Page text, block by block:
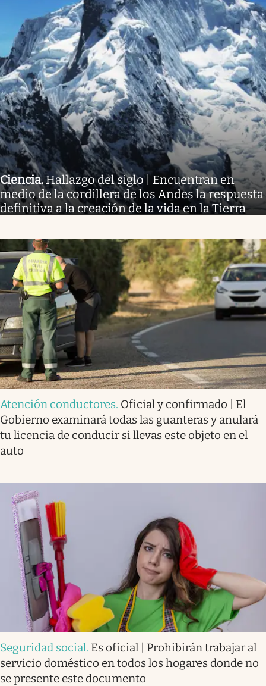
Ciencia.Hallazgo del siglo | Encuentran en
medio de la cordillera de los Andes la respuesta
definitiva a la creación de la vida en la Tierra
Atención conductores. Oficial y confirmado | El
Gobierno examinará todas las guanteras y anulará
tu licencia de conducir si llevas este objeto en el
auto
Seguridad social. Es oficial | Prohibirán trabajar al
servicio doméstico en todos los hogares donde no
se presente este documento